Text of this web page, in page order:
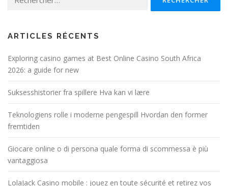
ARTICLES RÉCENTS
Exploring casino games at Best Online Casino South Africa
2026: a guide for new
Suksesshistorier fra spillere Hva kan vi lære
Teknologiens rolle i moderne pengespill Hvordan den former
fremtiden
Giocare online o di persona quale forma di scommessa è più
vantaggiosa
LolaJack Casino mobile : jouez en toute sécurité et retirez vos